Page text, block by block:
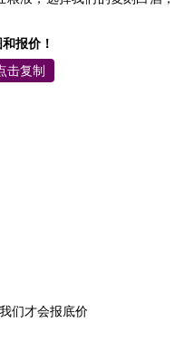
报价！
击复制
们才会报底价